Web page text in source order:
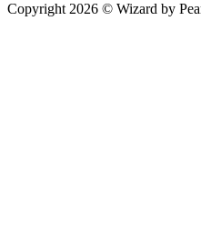
Copyright 2026 © Wizard by